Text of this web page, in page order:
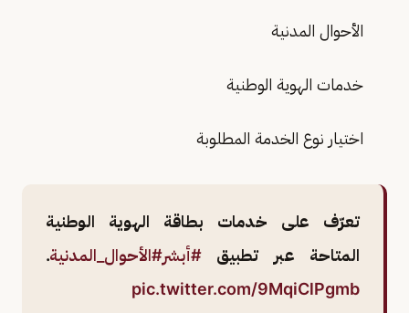
الأحوال المدنية
خدمات الهوية الوطنية
اختيار نوع الخدمة المطلوبة
تعرّف على خدمات بطاقة الهوية الوطنية
المتاحة عبر تطبيق #أبشر#الأحوال_المدنية.
pic.twitter.com/9MqiClPgmb